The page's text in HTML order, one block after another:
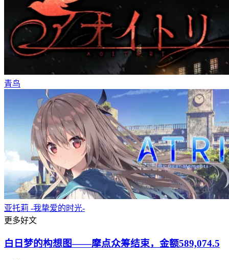
青鸟
亚托莉 -我挚爱的时光-
更多好文
白日梦的构想图——摩点众筹结束，金额589,074.5